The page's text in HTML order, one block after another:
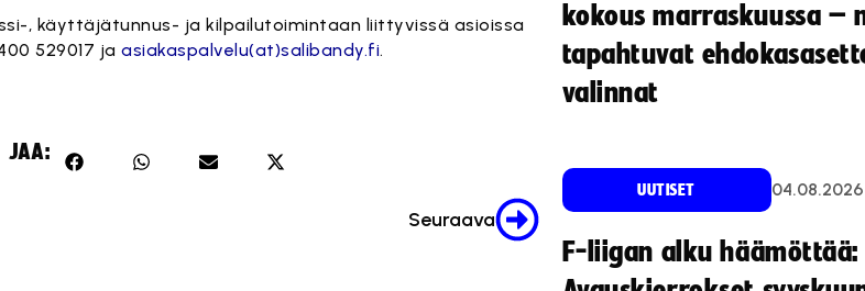
, käyttäjätunnus- ja kilpailutoimintaan liittyvissä asioissa
529017 jaasiakaspalvelu(at)salibandy.fi.
JAA:
Seuraava
kokous marraskuussa –
tapahtuvat
valinnat
UUTISET 04.08.2026
F-liigan alku häämöttää: